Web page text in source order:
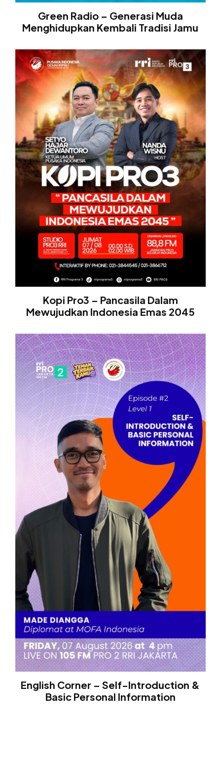
Green Radio – Generasi Muda
Menghidupkan Kembali Tradisi Jamu
Kopi Pro3 – Pancasila Dalam
Mewujudkan Indonesia Emas 2045
English Corner – Self-Introduction &
Basic Personal Information